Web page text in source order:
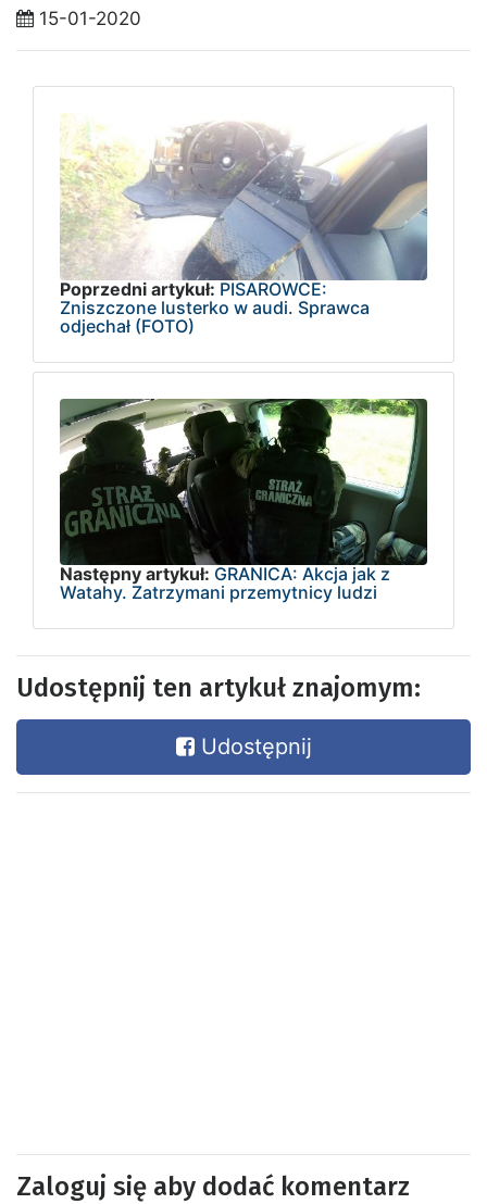
15-01-2020
Poprzedni artykuł: PISAROWCE:
Zniszczone lusterko w audi. Sprawca
odjechał (FOTO)
Następny artykuł: GRANICA: Akcja jak z
Watahy. Zatrzymani przemytnicy ludzi
Udostępnij ten artykuł znajomym:
Udostępnij
Zaloguj się aby dodać komentarz